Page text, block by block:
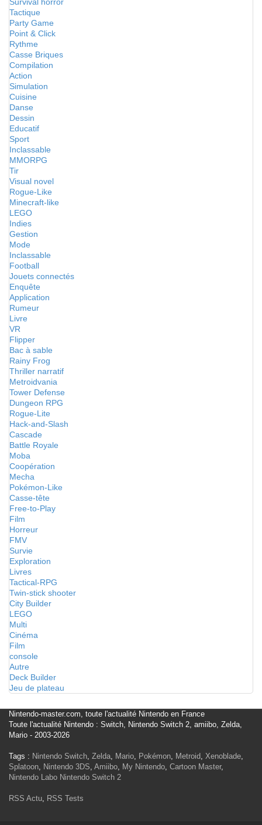
Tactique
Party Game
Point & Click
Rythme
Casse Briques
Compilation
Action
Simulation
Cuisine
Danse
Dessin
Educatif
Sport
Inclassable
MMORPG
Tir
Visual novel
Rogue-Like
Minecraft-like
LEGO
Indies
Gestion
Mode
Inclassable
Football
Jouets connectés
Enquête
Application
Rumeur
Livre
VR
Flipper
Bac à sable
Rainy Frog
Thriller narratif
Metroidvania
Tower Defense
Dungeon RPG
Rogue-Lite
Hack-and-Slash
Cascade
Battle Royale
Moba
Coopération
Mecha
Pokémon-Like
Casse-tête
Free-to-Play
Film
Horreur
FMV
Survie
Exploration
Livres
Tactical-RPG
Twin-stick shooter
City Builder
LEGO
Multi
Cinéma
Film
console
Autre
Deck Builder
Jeu de plateau
Nintendo-master.com, toute l'actualité Nintendo en France
Toute l'actualité Nintendo : Switch, Nintendo Switch 2, amiibo, Zelda,
Mario - 2003-2026
Tags : Nintendo Switch, Zelda, Mario, Pokémon, Metroid, Xenoblade,
Splatoon, Nintendo 3DS, Amiibo, My Nintendo, Cartoon Master,
Nintendo Labo Nintendo Switch 2
RSS Actu, RSS Tests